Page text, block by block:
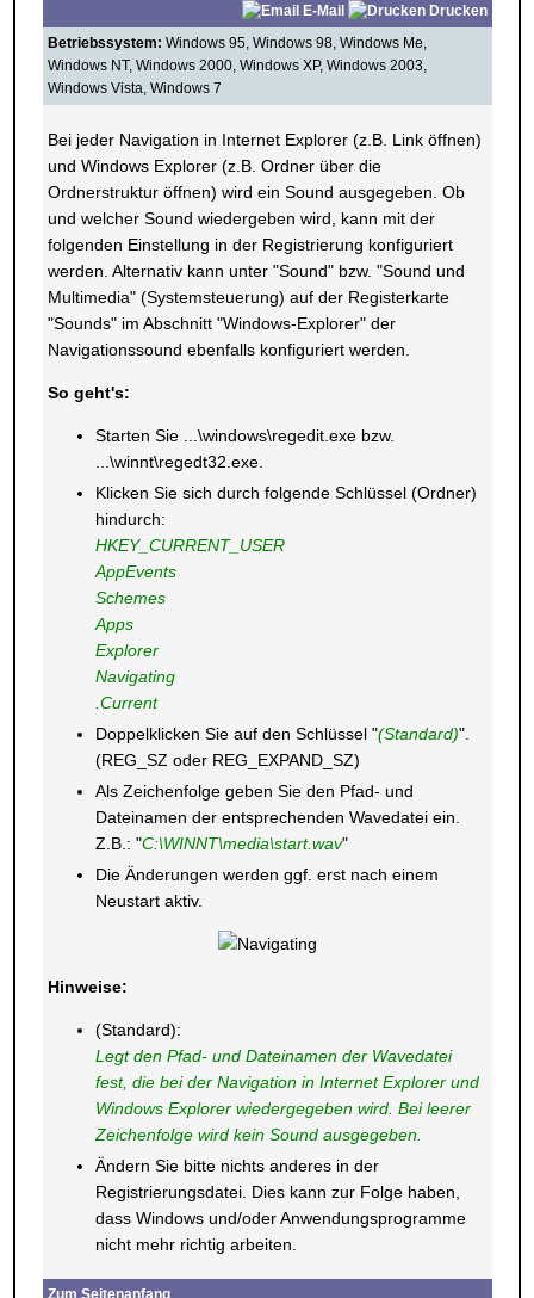
E-Mail
Drucken
Betriebssystem: Windows 95, Windows 98, Windows Me,
Windows NT, Windows 2000, Windows XP, Windows 2003,
Windows Vista, Windows 7
Bei jeder Navigation in Internet Explorer (z.B. Link öffnen)
und Windows Explorer (z.B. Ordner über die
Ordnerstruktur öffnen) wird ein Sound ausgegeben. Ob
und welcher Sound wiedergeben wird, kann mit der
folgenden Einstellung in der Registrierung konfiguriert
werden. Alternativ kann unter "Sound" bzw. "Sound und
Multimedia" (Systemsteuerung) auf der Registerkarte
"Sounds" im Abschnitt "Windows-Explorer" der
Navigationssound ebenfalls konfiguriert werden.
So geht's:
Starten Sie ...\windows\regedit.exe bzw.
...\winnt\regedt32.exe.
Klicken Sie sich durch folgende Schlüssel (Ordner)
hindurch:
HKEY_CURRENT_USER
AppEvents
Schemes
Apps
Explorer
Navigating
.Current
Doppelklicken Sie auf den Schlüssel "(Standard)".
(REG_SZ oder REG_EXPAND_SZ)
Als Zeichenfolge geben Sie den Pfad- und
Dateinamen der entsprechenden Wavedatei ein.
Z.B.: "C:\WINNT\media\start.wav"
Die Änderungen werden ggf. erst nach einem
Neustart aktiv.
Hinweise:
(Standard):
Legt den Pfad- und Dateinamen der Wavedatei
fest, die bei der Navigation in Internet Explorer und
Windows Explorer wiedergegeben wird. Bei leerer
Zeichenfolge wird kein Sound ausgegeben.
Ändern Sie bitte nichts anderes in der
Registrierungsdatei. Dies kann zur Folge haben,
dass Windows und/oder Anwendungsprogramme
nicht mehr richtig arbeiten.
Zum Seitenanfang